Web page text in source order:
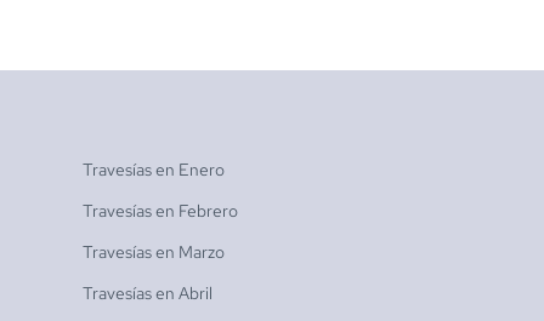
Travesías en Enero
Travesías en Febrero
Travesías en Marzo
Travesías en Abril